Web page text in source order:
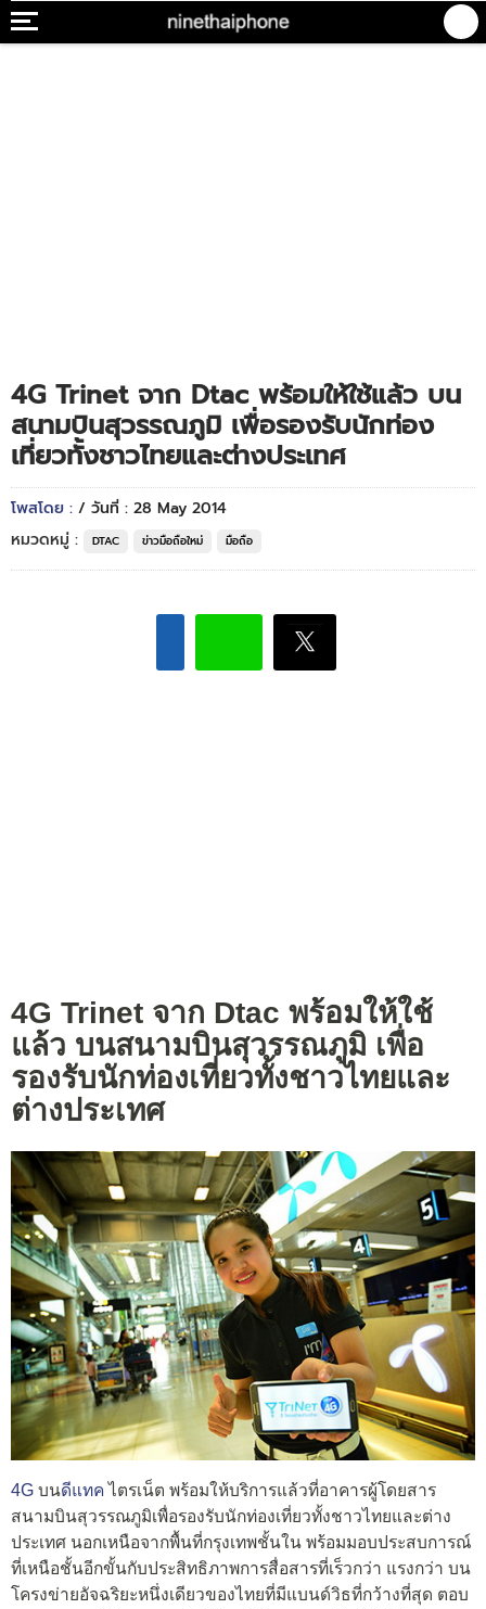
4G Trinet จาก Dtac พร้อมให้ใช้แล้ว บน
สนามบินสุวรรณภูมิ เพื่อรองรับนักท่อง
เที่ยวทั้งชาวไทยและต่างประเทศ
โพสโดย : / วันที่ : 28 May 2014
หมวดหมู่ :
DTAC ข่าวมือถือใหม่ มือถือ
4G Trinet จาก Dtac พร้อมให้ใช้
แล้ว บนสนามบินสุวรรณภูมิ เพื่อ
รองรับนักท่องเที่ยวทั้งชาวไทยและ
ต่างประเทศ
4G บนดีแทค ไตรเน็ต พร้อมให้บริการแล้วที่อาคารผู้โดยสาร
สนามบินสุวรรณภูมิเพื่อรองรับนักท่องเที่ยวทั้งชาวไทยและต่าง
ประเทศ นอกเหนือจากพื้นที่กรุงเทพชั้นใน พร้อมมอบประสบการณ์
ที่เหนือชั้นอีกขั้นกับประสิทธิภาพการสื่อสารที่เร็วกว่า แรงกว่า บน
โครงข่ายอัจฉริยะหนึ่งเดียวของไทยที่มีแบนด์วิธที่กว้างที่สุด ตอบ